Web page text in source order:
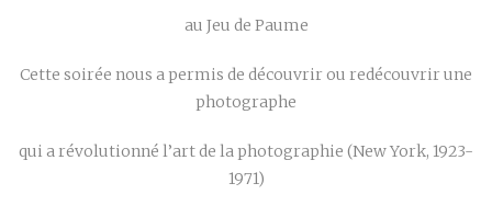
au Jeu de Paume
Cette soirée nous a permis de découvrir ou redécouvrir une
photographe
qui a révolutionné l’art de la photographie (New York, 1923-
1971)